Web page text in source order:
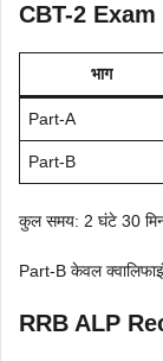
CBT-2
भाग
Part-A
Part-B
कुल समय: 2 घंटे 30
Part-B केवल
RRB ALP